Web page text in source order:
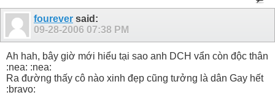
fourever said:
09-28-2006 07:38 PM
Ah hah, bây giờ mới hiểu tại sao anh DCH vẩn còn độc thân
:nea: :nea:
Ra đường thấy cô nào xinh đẹp cũng tưởng là dân Gay hết
:bravo: